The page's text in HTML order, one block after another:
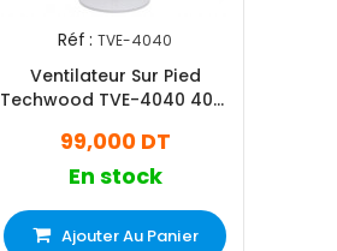
Réf : TVE-4040
Ventilateur Sur Pied
Techwood TVE-4040 40W
99,000 DT
En stock
Ajouter Au Panier